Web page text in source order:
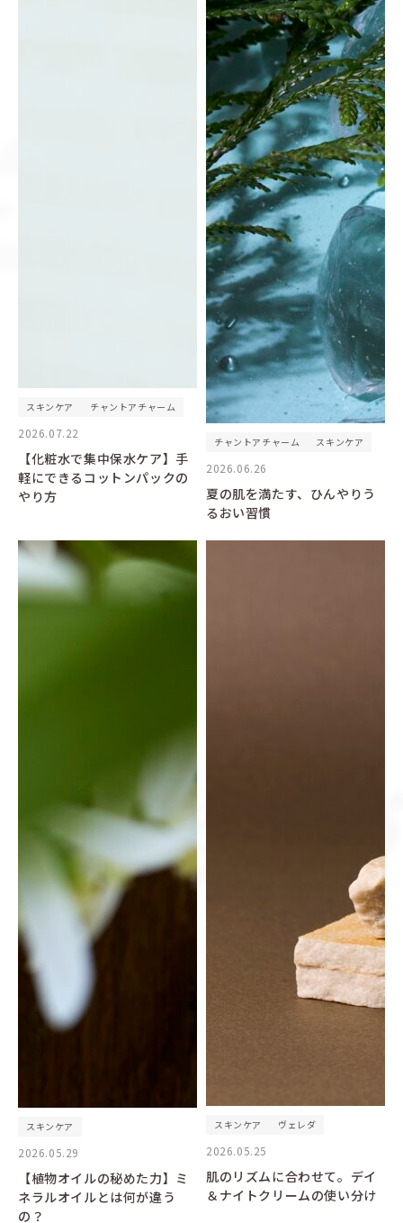
スキンケア チャントアチャーム
2026.07.22
【化粧水で集中保水ケア】手
軽にできるコットンパックの
やり方
チャントアチャーム スキンケア
2026.06.26
夏の肌を満たす、ひんやりう
るおい習慣
スキンケア
2026.05.29
【植物オイルの秘めた力】ミ
ネラルオイルとは何が違う
の？
スキンケア ヴェレダ
2026.05.25
肌のリズムに合わせて。デイ
＆ナイトクリームの使い分け